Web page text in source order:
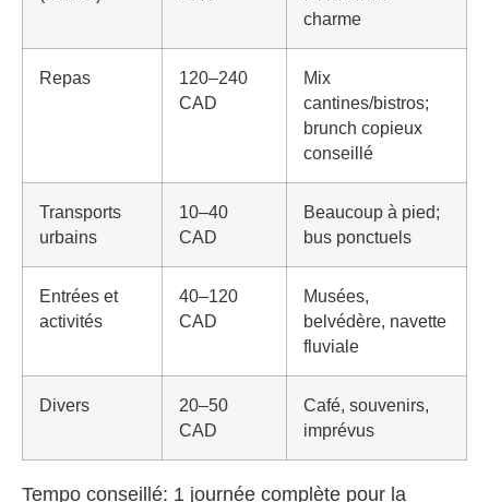
charme
Repas
120–240
CAD
Mix
cantines/bistros;
brunch copieux
conseillé
Transports
urbains
10–40
CAD
Beaucoup à pied;
bus ponctuels
Entrées et
activités
40–120
CAD
Musées,
belvédère, navette
fluviale
Divers
20–50
CAD
Café, souvenirs,
imprévus
Tempo conseillé: 1 journée complète pour la